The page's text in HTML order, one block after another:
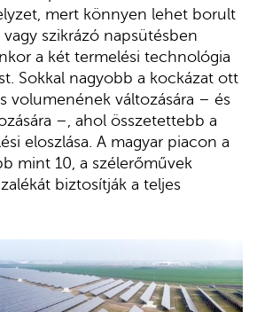
mert könnyen lehet borult
szikrázó napsütésben
a két termelési technológia
Sokkal nagyobb a kockázat ott
volumenének változására – és
–, ahol összetettebb a
eloszlása. A magyar piacon a
mint 10, a szélerőművek
biztosítják a teljes